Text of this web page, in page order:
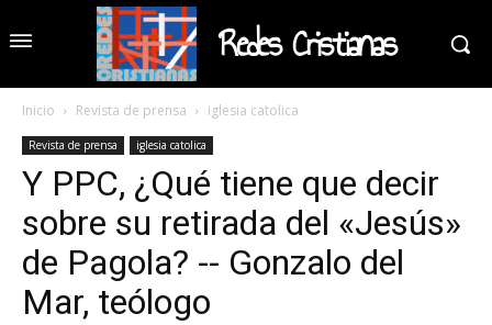
Redes Cristianas
Inicio Revista de prensa iglesia catolica
Revista de prensa iglesia catolica
Y PPC, ¿Qué tiene que decir
sobre su retirada del «Jesús»
de Pagola? -- Gonzalo del
Mar, teólogo